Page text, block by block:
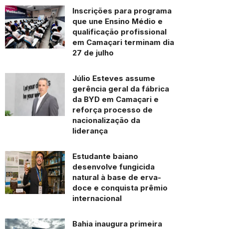
Inscrições para programa
que une Ensino Médio e
qualificação profissional
em Camaçari terminam dia
27 de julho
Júlio Esteves assume
gerência geral da fábrica
da BYD em Camaçari e
reforça processo de
nacionalização da
liderança
Estudante baiano
desenvolve fungicida
natural à base de erva-
doce e conquista prêmio
internacional
Bahia inaugura primeira